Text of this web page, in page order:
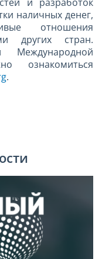
наличных денег,
отношения
других стран.
Международной
ознакомиться
.